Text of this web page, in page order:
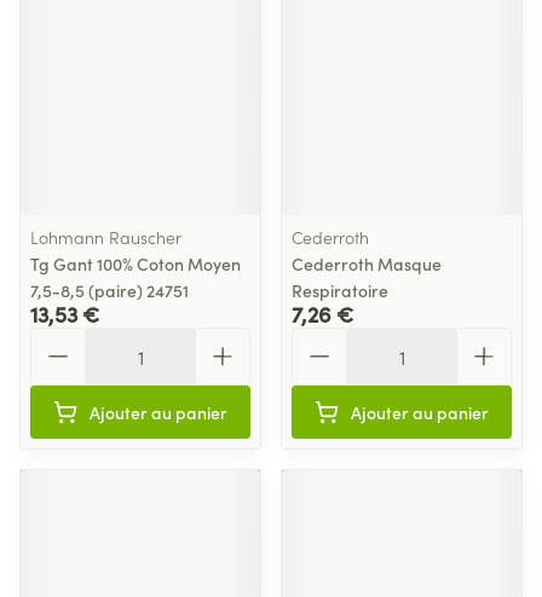
Lohmann Rauscher
Tg Gant 100% Coton Moyen
7,5-8,5 (paire) 24751
13,53 €
Ajouter au panier
Cederroth
Cederroth Masque
Respiratoire
7,26 €
Ajouter au panier